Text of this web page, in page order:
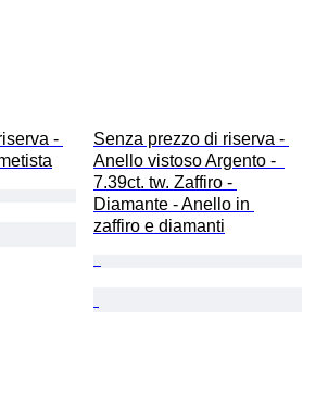
-
Senza prezzo di riserva -
Anello vistoso Argento -
7.39ct. tw. Zaffiro -
Diamante - Anello in
zaffiro e diamanti